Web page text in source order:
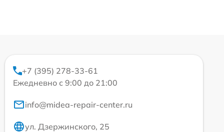
+7 (395) 278-33-61
Ежедневно с 9:00 до 21:00
info@midea-repair-center.ru
ул. Дзержинского, 25